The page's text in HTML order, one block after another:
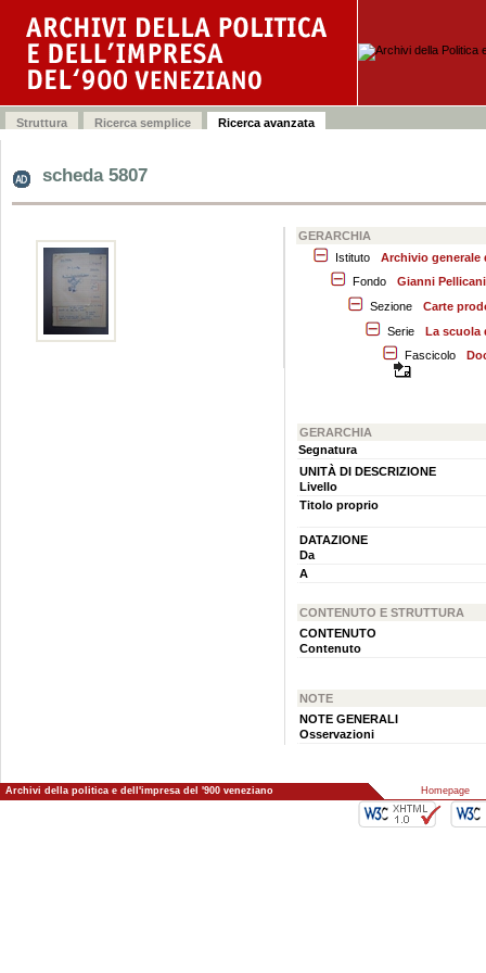
scheda 5807
GERARCHIA
Istituto
Archivio generale
Fondo
Gianni Pellicani
Sezione
Carte
Serie
La scuola
Fascicolo
GERARCHIA
Segnatura
UNITÀ DI DESCRIZIONE
Livello
Titolo proprio
DATAZIONE
Da
A
CONTENUTO E STRUTTURA
CONTENUTO
Contenuto
NOTE
NOTE GENERALI
Osservazioni
Archivi della politica e dell'impresa del '900 veneziano Homepage